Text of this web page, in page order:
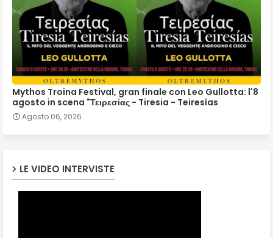
Mythos Troina Festival, gran finale con Leo Gullotta: l'8
agosto in scena "Τειρεσίας - Tiresia - Teiresías
Agosto 06, 2026
LE VIDEO INTERVISTE